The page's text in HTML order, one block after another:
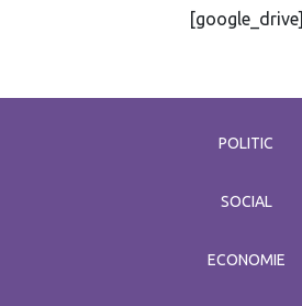
[google_drive]
POLITIC
SOCIAL
ECONOMIE